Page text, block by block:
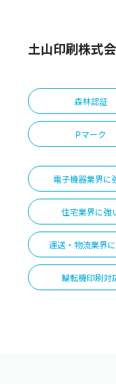
土山印刷株式
森林認証
Pマーク
電子機器業界に
住宅業界に強
運送・物流業界
輪転機印刷対